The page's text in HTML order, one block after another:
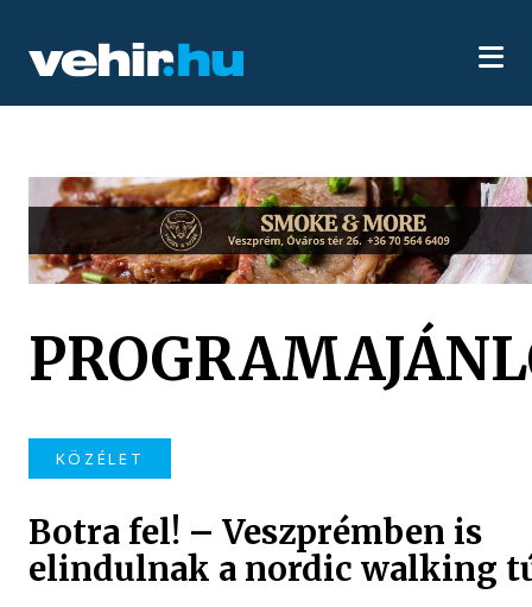
KÖZÉLET
Botra fel! – Veszprémben is
elindulnak a nordic walking